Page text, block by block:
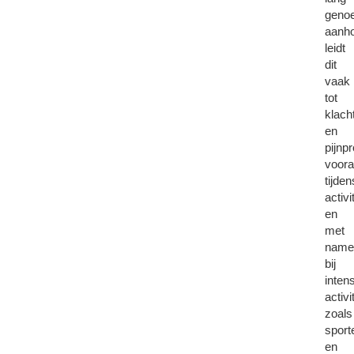
leidt
dit
vaak
tot
en
en
met
name
bij
zoals
en